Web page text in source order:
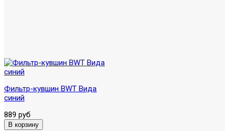
Фильтр-кувшин BWT Вида
синий
889 руб